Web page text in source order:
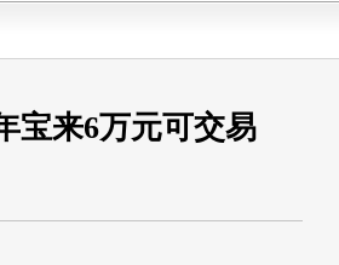
宝来6万元可交易